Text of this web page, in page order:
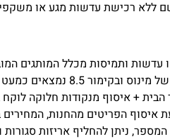
רכישת עדשות מגע או משקפיים
ותמיסות מכלל המותגים
לבוא לאסוף מיידית לאחר ווידוא טלפוני במספר 03-6055506.
חלוקה לוקח בדרך כלל 1-3 ימי עסקים (מרגע
איסוף הפריטים מהחנות, המחירים
ניתן להחליף אריזות